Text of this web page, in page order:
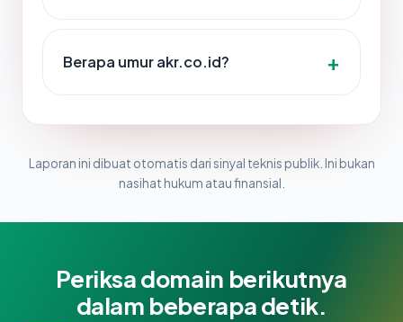
Berapa umur akr.co.id?
Laporan ini dibuat otomatis dari sinyal teknis publik. Ini bukan
nasihat hukum atau finansial.
Periksa domain berikutnya
dalam beberapa detik.